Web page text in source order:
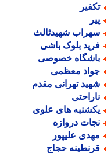
شهیدثالث
بلوک باشی
خصوصی
معظمی
تهرانی مقدم
های علوی
دروازه
علیپور
حجاج